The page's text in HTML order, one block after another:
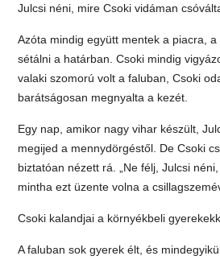
Julcsi néni, mire Csoki vidáman
Azóta mindig együtt mentek a piacra,
sétálni a határban. Csoki mindig
valaki szomorú volt a faluban, Csoki
barátságosan megnyalta a kezét.
Egy nap, amikor nagy vihar készült,
megijed a mennydörgéstől. De Csoki
biztatóan nézett rá. „Ne félj, Julcsi
mintha ezt üzente volna a
Csoki kalandjai a környékbeli
A faluban sok gyerek élt, és